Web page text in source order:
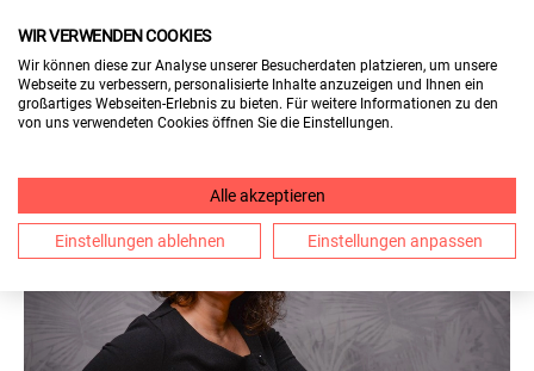
WIR VERWENDEN COOKIES
Wir können diese zur Analyse unserer Besucherdaten platzieren, um unsere
Webseite zu verbessern, personalisierte Inhalte anzuzeigen und Ihnen ein
großartiges Webseiten-Erlebnis zu bieten. Für weitere Informationen zu den
von uns verwendeten Cookies öffnen Sie die Einstellungen.
Alle akzeptieren
Einstellungen ablehnen Einstellungen anpassen